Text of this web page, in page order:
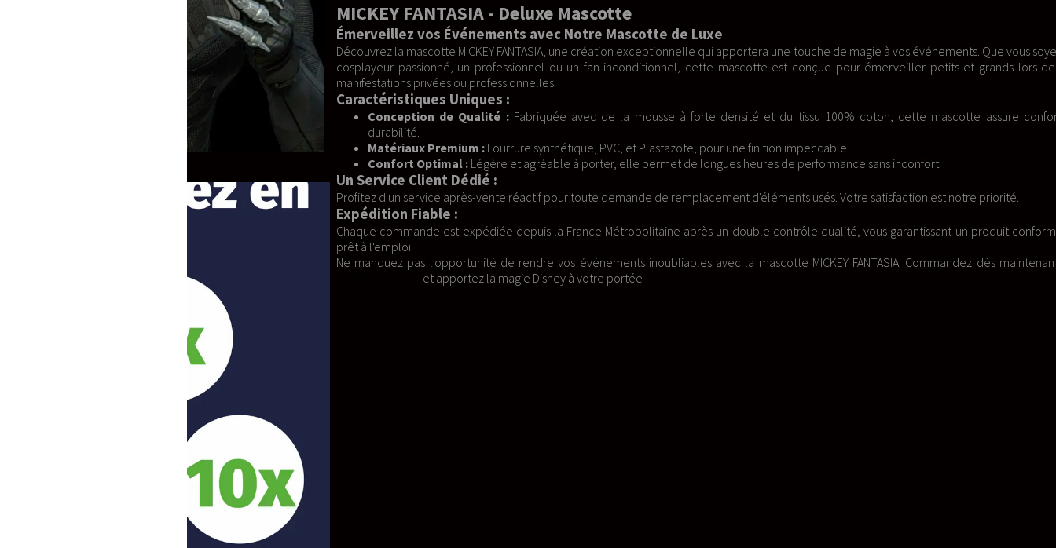
MICKEY FANTASIA - Deluxe Mascotte
Émerveillez vos Événements avec Notre Mascotte de Luxe
Découvrez la mascotte MICKEY FANTASIA, une création exceptionnelle qui apportera une touche de magie à vos événements. Que vous soyez un
cosplayeur passionné, un professionnel ou un fan inconditionnel, cette mascotte est conçue pour émerveiller petits et grands lors de vos
manifestations privées ou professionnelles.
Caractéristiques Uniques :
Conception de Qualité :
Fabriquée avec de la mousse à forte densité et du tissu 100% coton, cette mascotte assure confort et
durabilité.
Matériaux Premium :
Fourrure synthétique, PVC, et Plastazote, pour une finition impeccable.
Légère et agréable à porter, elle permet de longues heures de performance sans inconfort.
Un Service Client Dédié :
Profitez d'un service après-vente réactif pour toute demande de remplacement d'éléments usés. Votre satisfaction est notre priorité.
Expédition Fiable :
Chaque commande est expédiée depuis la France Métropolitaine après un double contrôle qualité, vous garantissant un produit conforme et
Ne manquez pas l'opportunité de rendre vos événements inoubliables avec la mascotte MICKEY FANTASIA. Commandez dès maintenant sur
Event-Costumes
et apportez la magie Disney à votre portée !